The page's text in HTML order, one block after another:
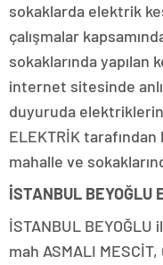
sokaklarda elektrik
çalışmalar
sokaklarında yapılan
internet sitesinde
duyuruda
ELEKTRİK
mahalle ve
İSTANBUL BEYOĞLU
İSTANBUL BEYOĞLU
mah ASMALI